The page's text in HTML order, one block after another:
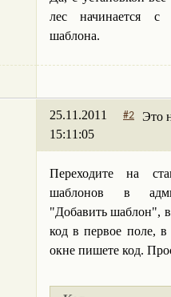
лес начинается с
шаблона.
Это
#2
25.11.2011
15:11:05
Переходите на
шаблонов в
"Добавить шаблон",
код в первое поле,
окне пишете код.